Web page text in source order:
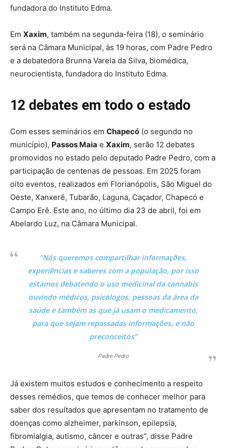
fundadora do Instituto Edma.
Em Xaxim, também na segunda-feira (18), o seminário
será na Câmara Municipal, às 19 horas, com Padre Pedro
e a debatedora Brunna Varela da Silva, biomédica,
neurocientista, fundadora do Instituto Edma.
12 debates em todo o estado
Com esses seminários em Chapecó (o segundo no
município), Passos Maia e Xaxim, serão 12 debates
promovidos no estado pelo deputado Padre Pedro, com a
participação de centenas de pessoas. Em 2025 foram
oito eventos, realizados em Florianópolis, São Miguel do
Oeste, Xanxerê, Tubarão, Laguna, Caçador, Chapecó e
Campo Erê. Este ano, no último dia 23 de abril, foi em
Abelardo Luz, na Câmara Municipal.
“Nós queremos compartilhar informações,
experiências e saberes com a população, por isso
estamos debatendo o uso medicinal da cannabis
ouvindo médicos, psicólogos, pessoas da área da
saúde e também as que já usam o medicamento,
para que sejam repassadas informações, e não
preconceitos”
Padre Pedro
Já existem muitos estudos e conhecimento a respeito
desses remédios, que temos de conhecer melhor para
saber dos resultados que apresentam no tratamento de
doenças como alzheimer, parkinson, epilepsia,
fibromialgia, autismo, câncer e outras”, disse Padre